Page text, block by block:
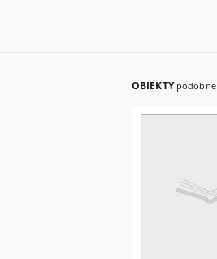
OBIEKTY podobne